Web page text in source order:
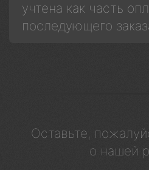
учтена как часть
последующего
Оставьте,
о нашей